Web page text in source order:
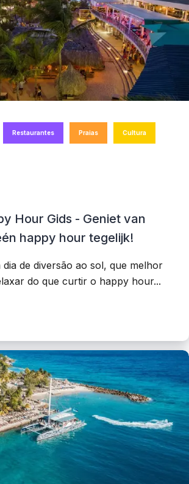
Restaurantes Praias Cultura
Hour Gids - Geniet van
happy hour tegelijk!
dia de diversão ao sol, que melhor
do que curtir o happy hour...